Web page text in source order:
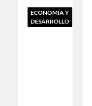
ECONOMÍA Y
DESARROLLO